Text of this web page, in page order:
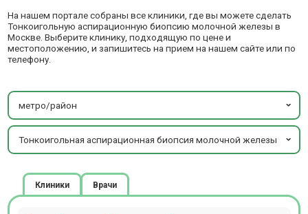
На нашем портале собраны все клиники, где вы можете сделать
Тонкоигольную аспирационную биопсию молочной железы в
Москве. Выберите клинику, подходящую по цене и
местоположению, и запишитесь на прием на нашем сайте или по
телефону.
метро/район
Тонкоигольная аспирационная биопсия молочной железы
Клиники Врачи